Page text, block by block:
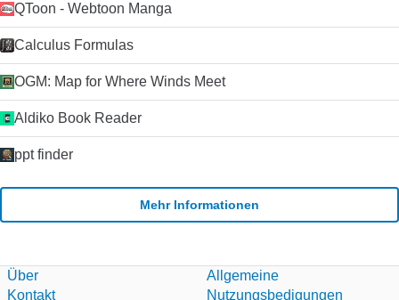
QToon - Webtoon Manga
Calculus Formulas
OGM: Map for Where Winds Meet
Aldiko Book Reader
ppt finder
Mehr Informationen
Über
Kontakt
Allgemeine
Nutzungsbedigungen